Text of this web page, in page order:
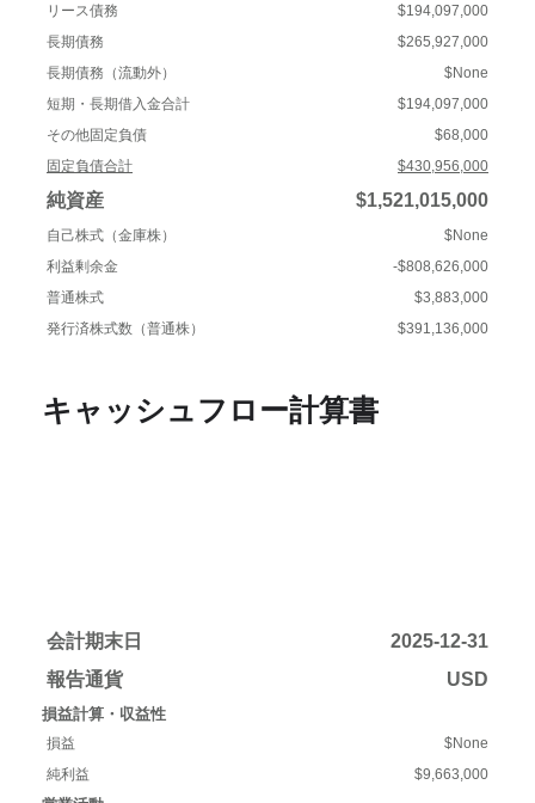
リース債務
$194,097,000
長期債務
$265,927,000
長期債務（流動外）
$None
短期・長期借入金合計
$194,097,000
その他固定負債
$68,000
固定負債合計
$430,956,000
純資産 $1,521,015,000
自己株式（金庫株）
$None
利益剰余金
-$808,626,000
普通株式
$3,883,000
発行済株式数（普通株）
$391,136,000
キャッシュフロー計算書
会計期末日
2025-12-31
報告通貨
USD
損益計算・収益性
損益
$None
純利益
$9,663,000